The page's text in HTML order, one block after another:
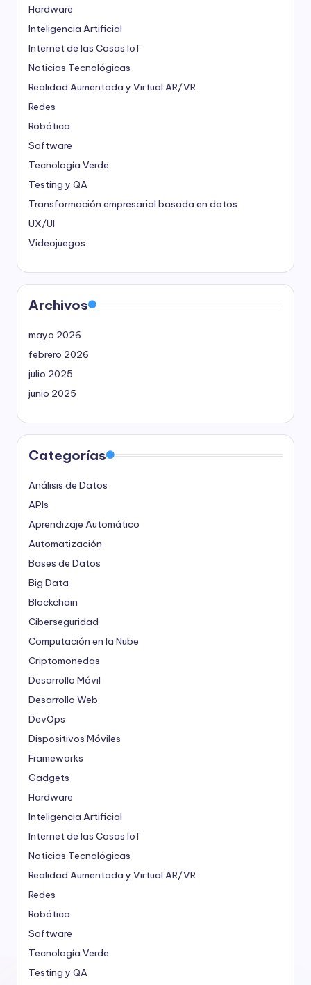
Hardware
Inteligencia Artificial
Internet de las Cosas IoT
Noticias Tecnológicas
Realidad Aumentada y Virtual AR/VR
Redes
Robótica
Software
Tecnología Verde
Testing y QA
Transformación empresarial basada en datos
UX/UI
Videojuegos
Archivos
mayo 2026
febrero 2026
julio 2025
junio 2025
Categorías
Análisis de Datos
APIs
Aprendizaje Automático
Automatización
Bases de Datos
Big Data
Blockchain
Ciberseguridad
Computación en la Nube
Criptomonedas
Desarrollo Móvil
Desarrollo Web
DevOps
Dispositivos Móviles
Frameworks
Gadgets
Hardware
Inteligencia Artificial
Internet de las Cosas IoT
Noticias Tecnológicas
Realidad Aumentada y Virtual AR/VR
Redes
Robótica
Software
Tecnología Verde
Testing y QA